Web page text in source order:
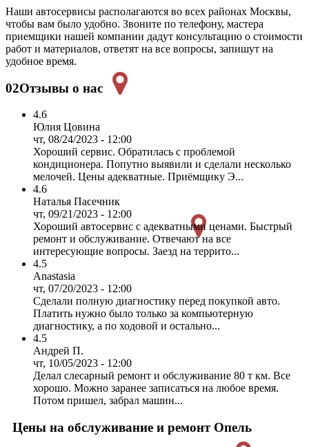
Наши автосервисы располагаются во всех районах Москвы,
чтобы вам было удобно. Звоните по телефону, мастера
приемщики нашей компании дадут консультацию о стоимости
работ и материалов, ответят на все вопросы, запишут на
удобное время.
02Отзывы о нас
4.6
Юлия Цовина
чт, 08/24/2023 - 12:00
Хороший сервис. Обратилась с проблемой
кондиционера. Попутно выявили и сделали несколько
мелочей. Цены адекватные. Приёмщику Э...
4.6
Наталья Пасечник
чт, 09/21/2023 - 12:00
Хороший автосервис с адекватными ценами. Быстрый
ремонт и обслуживание. Отвечают на все
интересующие вопросы. Заезд на террито...
4.5
Anastasia
чт, 07/20/2023 - 12:00
Сделали полную диагностику перед покупкой авто.
Платить нужно было только за компьютерную
диагностику, а по ходовой и остально...
4.5
Андрей П.
чт, 10/05/2023 - 12:00
Делал слесарный ремонт и обслуживание 80 т км. Все
хорошо. Можно заранее записаться на любое время.
Потом пришел, забрал машин...
Цены на обслуживание и ремонт Опель